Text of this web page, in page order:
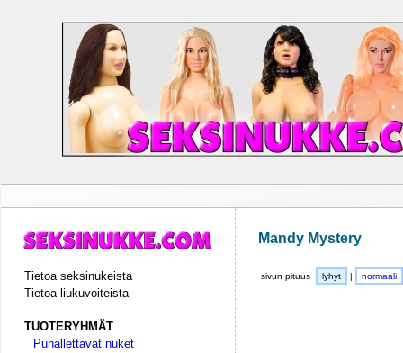
Tietoa seksinukeista
Tietoa liukuvoiteista
TUOTERYHMÄT
Puhallettavat nuket
Mandy Mystery
sivun pituus lyhyt | normaali